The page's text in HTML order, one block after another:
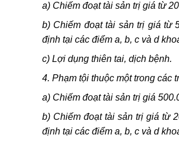
a) Chiếm đoạt tài sản trị giá từ
b) Chiếm đoạt tài sản trị giá từ
định tại các điểm a, b, c và d
c) Lợi dụng thiên tai, dịch bệnh.
4. Phạm tội thuộc một trong các
a) Chiếm đoạt tài sản trị giá
b) Chiếm đoạt tài sản trị giá từ
định tại các điểm a, b, c và d